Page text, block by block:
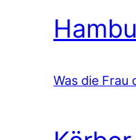
Was die Frau